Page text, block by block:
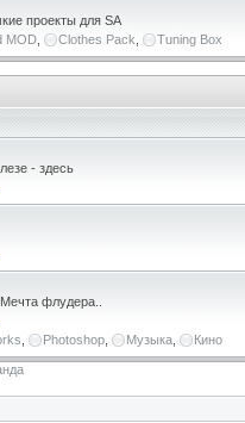
проекты для SA
MOD Clothes Pack Tuning Box
- здесь
флудера..
Photoshop Музыка Кино